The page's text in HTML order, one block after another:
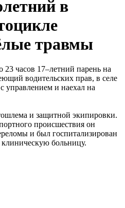
в
травмы
23 часов 17–летний парень на
водительских прав, в селе
управлением и наехал на
и защитной экипировки.
происшествия он
и был госпитализирован
больницу.